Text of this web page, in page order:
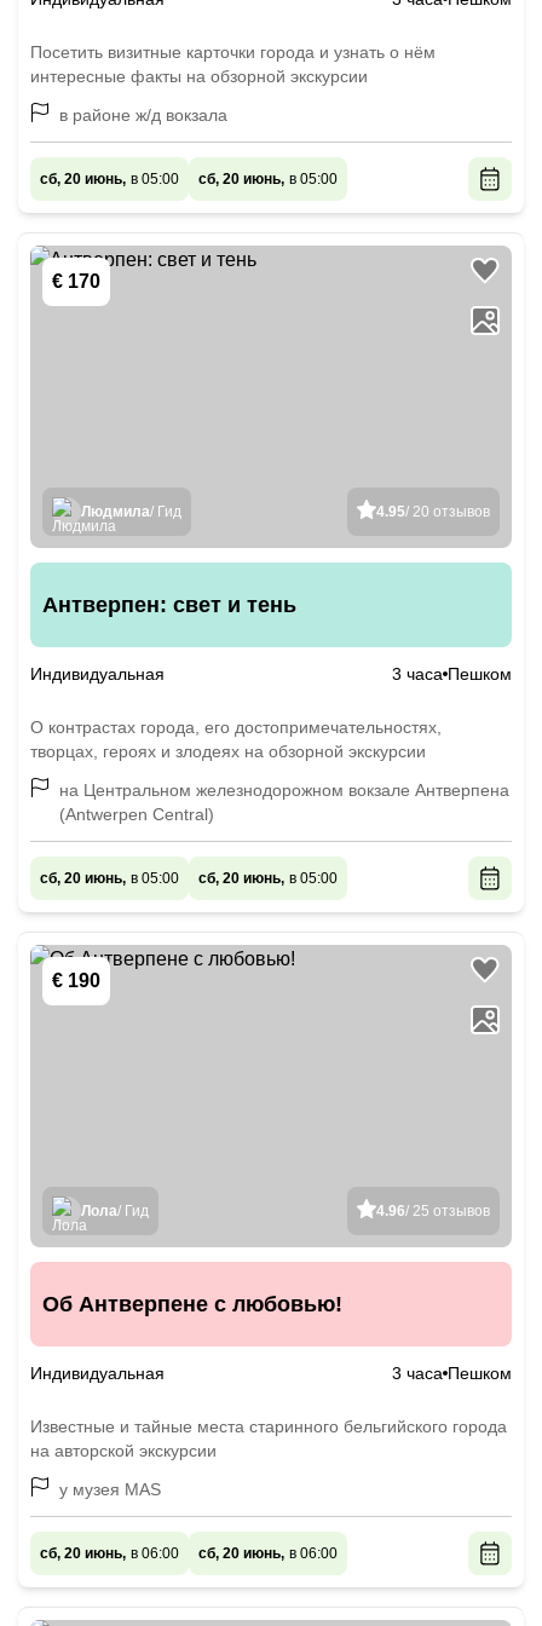
Посетить визитные карточки города и узнать о нём
интересные факты на обзорной экскурсии
в районе ж/д вокзала
сб, 20 июнь, в 05:00 сб, 20 июнь, в 05:00
€ 170
4.95/ 20 отзывов
Людмила/ Гид
Антверпен: свет и тень
Индивидуальная 3 часа Пешком
О контрастах города, его достопримечательностях,
творцах, героях и злодеях на обзорной экскурсии
на Центральном железнодорожном вокзале Антверпена
(Antwerpen Central)
сб, 20 июнь, в 05:00 сб, 20 июнь, в 05:00
€ 190
4.96/ 25 отзывов
Лола/ Гид
Об Антверпене с любовью!
Индивидуальная 3 часа Пешком
Известные и тайные места старинного бельгийского города
на авторской экскурсии
у музея MAS
сб, 20 июнь, в 06:00 сб, 20 июнь, в 06:00